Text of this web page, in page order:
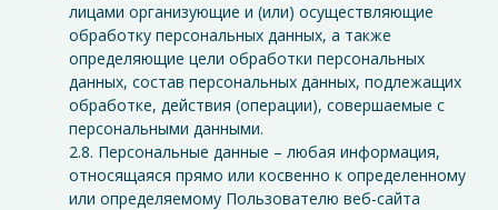
лицами организующие и (или) осуществляющие
обработку персональных данных, а также
определяющие цели обработки персональных
данных, состав персональных данных, подлежащих
обработке, действия (операции), совершаемые с
персональными данными.
2.8. Персональные данные – любая информация,
относящаяся прямо или косвенно к определенному
или определяемому Пользователю веб-сайта